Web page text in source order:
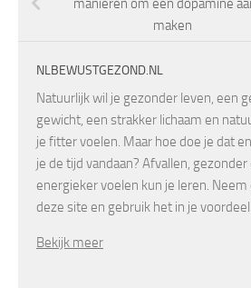
manieren om een dopamine
maken
NLBEWUSTGEZOND.NL
Natuurlijk wil je gezonder leven, een
gewicht, een strakker lichaam en
je fitter voelen. Maar hoe doe je dat
je de tijd vandaan? Afvallen,
energieker voelen kun je leren. Neem
deze site en gebruik het in je voordeel.
Bekijk meer